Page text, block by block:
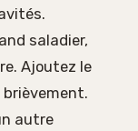
saladier,
Ajoutez le
brièvement.
autre